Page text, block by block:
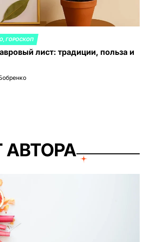
ГОРОСКОП
лист: традиции, польза и
АВТОРА